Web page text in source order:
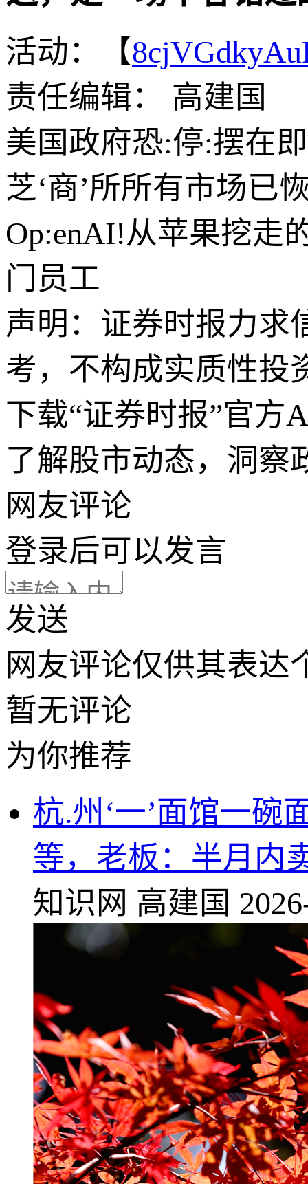
活动：【
责任编辑： 高建国
美国政府恐:停:摆在
芝‘商’所所有市场已
Op:enAI!从苹果挖走
门员工
声明：证券时报力求
考，不构成实质性投
下载“证券时报”官方
了解股市动态，洞察
网友评论
登录后可以发言
发送
网友评论仅供其表达
暂无评论
为你推荐
杭.州‘一’面馆一碗
等，老板：半月内
知识网 高建国